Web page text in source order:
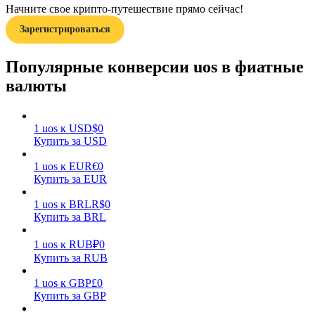
Силовая свинья
Начните свое крипто-путешествие прямо сейчас!
Зарегистрироваться
Популярные конверсии uos в фиатные
валюты
1 uos к USD$0
Купить за USD
1 uos к EUR€0
Купить за EUR
1 uos к BRLR$0
Купить за BRL
1 uos к RUB₽0
Купить за RUB
1 uos к GBP£0
Купить за GBP